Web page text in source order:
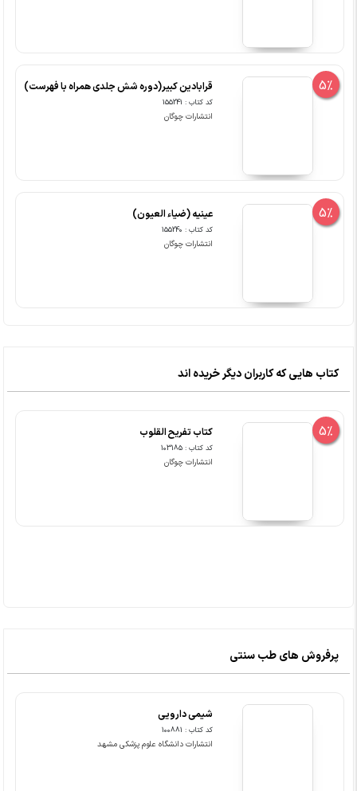
5% قرابادین کبیر(دوره شش جلدی همراه با فهرست)
کد کتاب : 155241
انتشارات چوگان
5% عینیه (ضیاء العیون)
کد کتاب : 155240
انتشارات چوگان
کتاب هایی که کاربران دیگر خریده اند
5% کتاب تفریح القلوب
کد کتاب : 103185
انتشارات چوگان
پرفروش های طب سنتی
شیمی دارویی
کد کتاب : 100881
انتشارات دانشگاه علوم پزشکی مشهد